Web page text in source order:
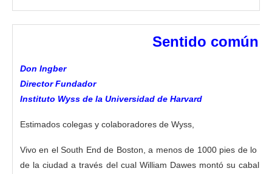
Sentido común
Don Ingber
Director Fundador
Instituto Wyss de la Universidad de Harvard
Estimados colegas y colaboradores de Wyss,
Vivo en el South End de Boston, a menos de 1000 pies de lo
de la ciudad a través del cual William Dawes montó su caballo